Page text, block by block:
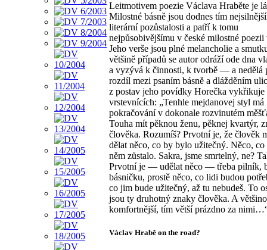
Leitmotivem poezie Václava Hraběte je
Milostné básně jsou dodnes tím
literární pozůstalosti a patří k tomu
nejpůsobivějšímu v české milostné poezii
Jeho verše jsou plné melancholie a
většině případů se autor odráží ode dna
a vyzývá k činnosti, k tvorbě — a nedělá
rozdíl mezi psaním básně a dlážděním
z postav jeho povídky Horečka vykřikuje
vrstevnících: „Tenhle mejdanovej styl má
pokračování v dokonale rozvinutém
Touha mít pěknou ženu, pěknej kvartýr,
člověka. Rozumíš? Prvotní je, že člověk
dělat něco, co by bylo užitečný. Něco,
něm zůstalo. Sakra, jsme smrtelný, ne?
Prvotní je — udělat něco — třeba pilník,
básničku, prostě něco, co lidi budou
co jim bude užitečný, až tu nebudeš. To
jsou ty druhotný znaky člověka. A
komfortnější, tím větší prázdno za
Václav Hrabě on the road?